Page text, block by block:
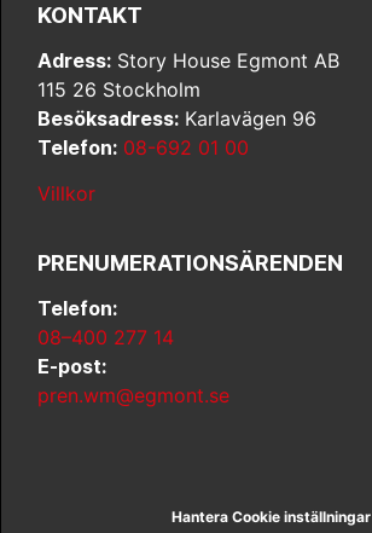
KONTAKT
Adress: Story House Egmont AB
115 26 Stockholm
Besöksadress: Karlavägen 96
Telefon: 08-692 01 00
Villkor
PRENUMERATIONSÄRENDEN
Telefon:
08–400 277 14
E-post:
pren.wm@egmont.se
Hantera Cookie inställningar